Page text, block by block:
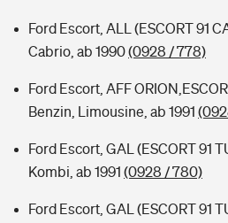
Ford Escort, ALL (ESCORT 91
Cabrio, ab 1990(0928 / 778)
Ford Escort, AFF
Benzin, Limousine, ab 1991
Ford Escort, GAL (ESCORT 91
Kombi, ab 1991 (0928 / 780)
Ford Escort, GAL (ESCORT 91